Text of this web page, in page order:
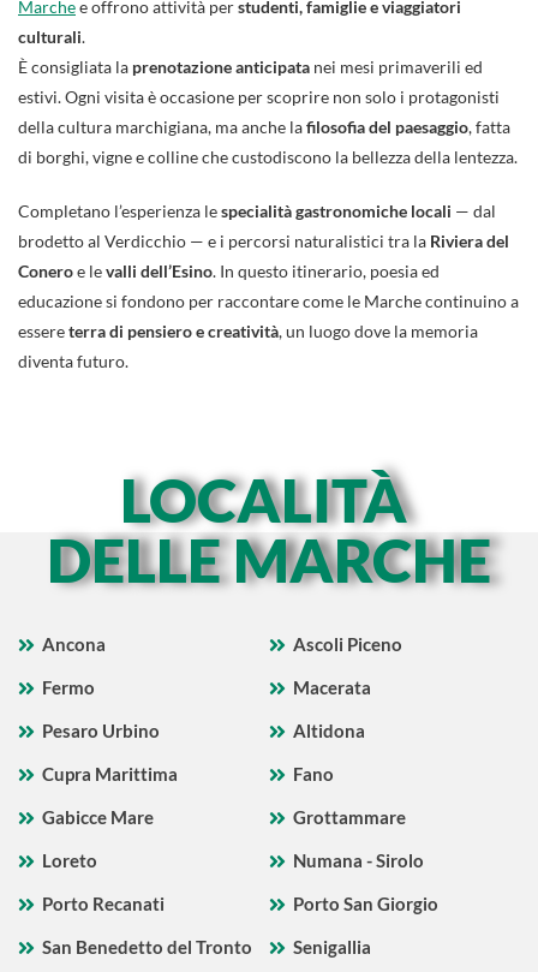
Marchee offrono attività perstudenti, famiglie e viaggiatori
culturali.
È consigliata la prenotazione anticipata nei mesi primaverili ed
estivi. Ogni visita è occasione per scoprire non solo i protagonisti
della cultura marchigiana, ma anche lafilosofia del paesaggio, fatta
di borghi, vigne e colline che custodiscono la bellezza della lentezza.
Completano l’esperienza lespecialità gastronomiche locali — dal
brodetto al Verdicchio — e i percorsi naturalistici tra la Riviera del
Coneroe levalli dell’Esino. In questo itinerario, poesia ed
educazione si fondono per raccontare come le Marche continuino a
essereterra di pensiero e creatività, un luogo dove la memoria
diventa futuro.
LOCALITÀ
DELLE MARCHE
Ancona
Ascoli Piceno
Fermo
Macerata
Pesaro Urbino
Altidona
Cupra Marittima
Fano
Gabicce Mare
Grottammare
Loreto
Numana - Sirolo
Porto Recanati
Porto San Giorgio
San Benedetto del Tronto
Senigallia